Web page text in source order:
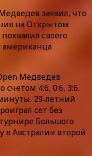
заявил, что
на Открытом
своего
американца
Медведев
4:6, 0:6, 3:6.
29‑летний
сет без
Большого
Австралии второй